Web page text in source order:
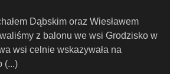
Dąbskim oraz Wiesławem
z balonu we wsi Grodzisko w
wsi celnie wskazywała na
(...)